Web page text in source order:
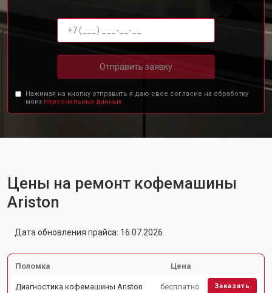
Отправить заявку
Нажимая на кнопку отправить я даю свое согласие на обработку
моих персональных данных.
Цены на ремонт кофемашины
Ariston
Дата обновления прайса: 16.07.2026
Поломка Цена
Диагностика кофемашины Ariston бесплатно Заказать